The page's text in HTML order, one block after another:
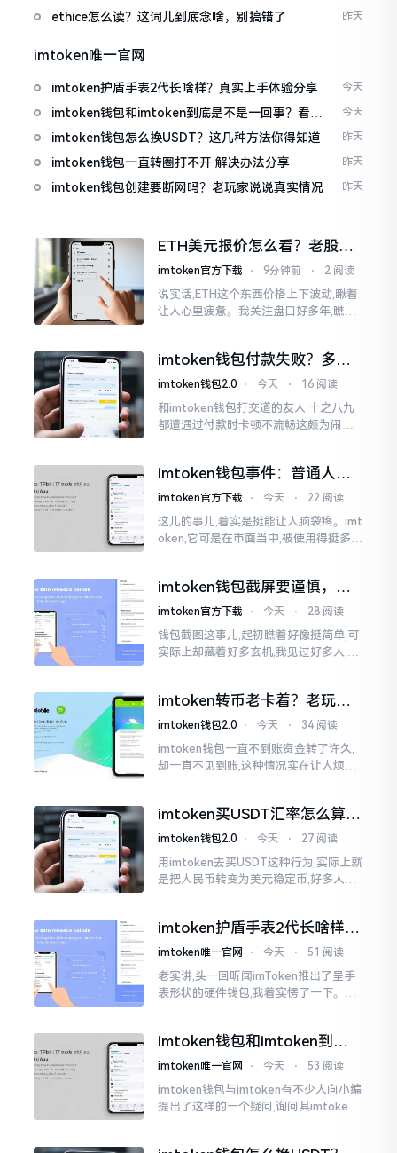
ethice怎么读？这词儿到底念啥，别搞错了 昨天
imtoken唯一官网
imtoken护盾手表2代长啥样？真实上手体验分享 今天
imtoken钱包和imtoken到底是不是一回事？看完
就懂了
今天
imtoken钱包怎么换USDT？这几种方法你得知道 昨天
imtoken钱包一直转圈打不开 解决办法分享 昨天
imtoken钱包创建要断网吗？老玩家说说真实情况 昨天
ETH美元报价怎么看？老股民
手把手教你盯盘
imtoken官方下载 ⋅ 9分钟前 ⋅ 2 阅读
说实话,ETH这个东西价格上下波动,瞅着
让人心里疲惫。我关注盘口好多年,瞧见
判断。
imtoken钱包付款失败？多半
是这几个原因闹的
imtoken钱包2.0 ⋅ 今天 ⋅ 16 阅读
和imtoken钱包打交道的友人,十之八九
都遭遇过付款时卡顿不流畅这颇为闹心
急得连连跺脚。实际上讲
imtoken钱包事件：普通人该
咋办？
imtoken官方下载 ⋅ 今天 ⋅ 22 阅读
这儿的事儿,着实是挺能让人脑袋疼。imt
oken,它可是在市面当中,被使用得挺多的
imtoken钱包截屏要谨慎，别
把隐私当儿戏
imtoken官方下载 ⋅ 今天 ⋅ 28 阅读
钱包截图这事儿,起初瞧着好像挺简单,可
实际上却藏着好多玄机,我见过好多人,总
得
imtoken转币老卡着？老玩家
教你几招搞定
imtoken钱包2.0 ⋅ 今天 ⋅ 34 阅读
imtoken钱包一直不到账资金转了许久,
却一直不见到账,这种情况实在让人烦躁,
热锅上的蚂蚁,慌乱无措。
imtoken买USDT汇率怎么算？
几点买最划算
imtoken钱包2.0 ⋅ 今天 ⋅ 27 阅读
用imtoken去买USDT这种行为,实际上就
是把人民币转变为美元稳定币,好多人在
低的状况
imtoken护盾手表2代长啥样？
真实上手体验分享
imtoken唯一官网 ⋅ 今天 ⋅ 51 阅读
老实讲,头一回听闻imToken推出了呈手
表形状的硬件钱包,我着实愣了一下。在c
imtoken钱包和imtoken到底
是不是一回事？看完就懂了
imtoken唯一官网 ⋅ 今天 ⋅ 53 阅读
imtoken钱包与imtoken有不少人向小编
提出了这样的一个疑问,询问其imtoken